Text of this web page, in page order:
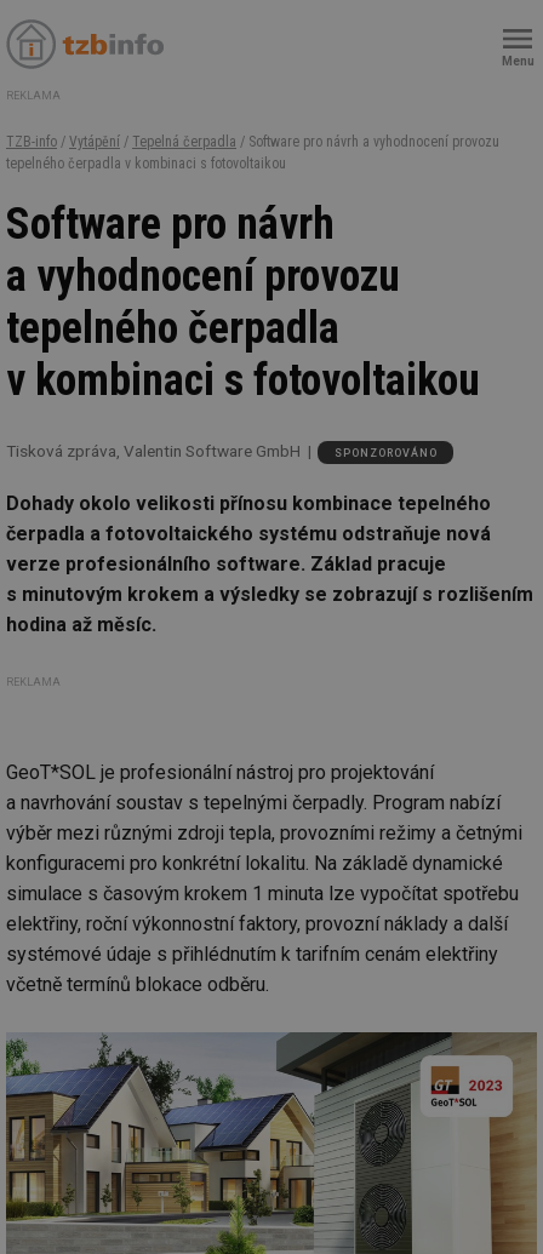
Menu
REKLAMA
TZB-info / Vytápění / Tepelná čerpadla / Software pro návrh a vyhodnocení provozu
tepelného čerpadla v kombinaci s fotovoltaikou
Software pro návrh
a vyhodnocení provozu
tepelného čerpadla
v kombinaci s fotovoltaikou
Tisková zpráva, Valentin Software GmbH SPONZOROVÁNO
Dohady okolo velikosti přínosu kombinace tepelného
čerpadla a fotovoltaického systému odstraňuje nová
verze profesionálního software. Základ pracuje
s minutovým krokem a výsledky se zobrazují s rozlišením
hodina až měsíc.
REKLAMA
GeoT*SOL je profesionální nástroj pro projektování
a navrhování soustav s tepelnými čerpadly. Program nabízí
výběr mezi různými zdroji tepla, provozními režimy a četnými
konfiguracemi pro konkrétní lokalitu. Na základě dynamické
simulace s časovým krokem 1 minuta lze vypočítat spotřebu
elektřiny, roční výkonnostní faktory, provozní náklady a další
systémové údaje s přihlédnutím k tarifním cenám elektřiny
včetně termínů blokace odběru.